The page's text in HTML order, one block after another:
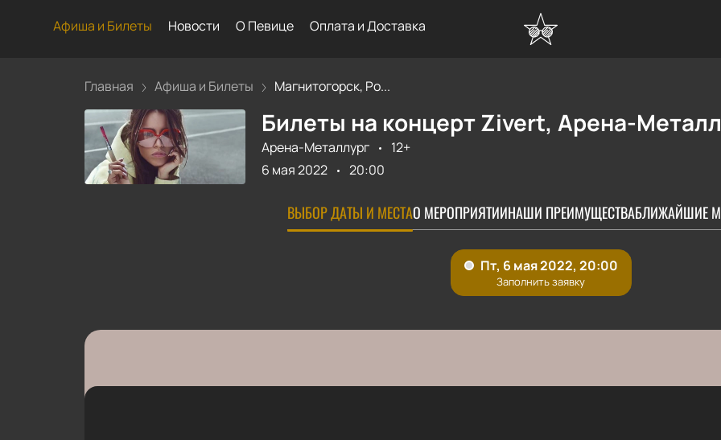
Афиша и Билеты Новости О Певице Оплата и Доставка
Главная Афиша и Билеты Магнитогорск, Ро...
Билеты на концерт Zivert, Арена-
Арена-Металлург
12+
6 мая 2022
20:00
ВЫБОР ДАТЫ И МЕСТАО МЕРОПРИЯТИИНАШИ ПРЕИМУЩЕСТВАБЛИЖАЙШИЕ